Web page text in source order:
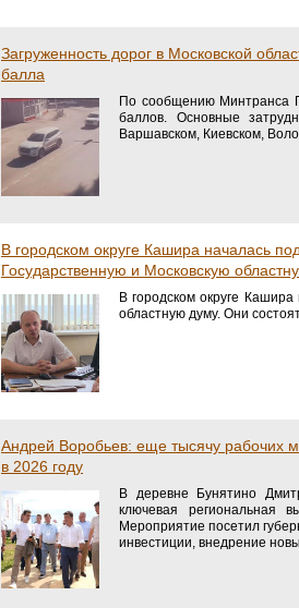
Загруженность дорог в Московской
балла
По сообщению Минтранса
баллов. Основные
Варшавском, Киевском,
В городском округе Кашира началась
Государственную и Московскую
В городском округе
областную думу. Они
Андрей Воробьев: еще тысячу рабочих
в 2026 году
В деревне Бунятино
ключевая региональная
Мероприятие посетил
инвестиции, внедрение